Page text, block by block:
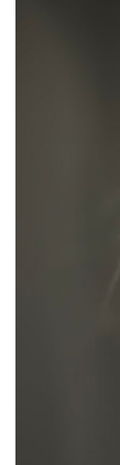
kommer